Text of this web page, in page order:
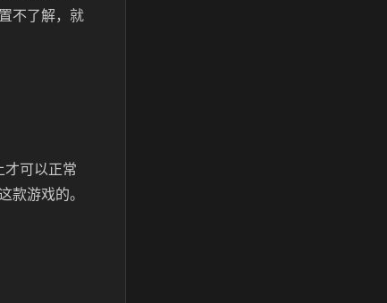
不了解，就
才可以正常
款游戏的。